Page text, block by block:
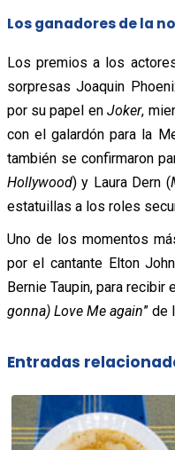
Los ganadores de la
Los premios a los
sorpresas Joaquin
por su papel enJoker,
con el galardón para la
también se confirmaron
Hollywood) y Laura Dern (
estatuillas a los roles
Uno de los momentos
por el cantante Elton
Bernie Taupin, para recibir
gonna) Love Me again” de
Entradas